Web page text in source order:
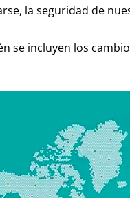
la seguridad de
incluyen los